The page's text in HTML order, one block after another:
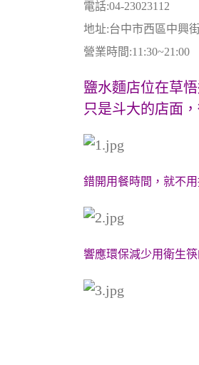
電話:04-23023112
地址:台中市西區中興
營業時間:11:30~21:00
鹽水麵店位在草
只是斗大的店面
錯開用餐時間，就不
響應環保減少用衛生